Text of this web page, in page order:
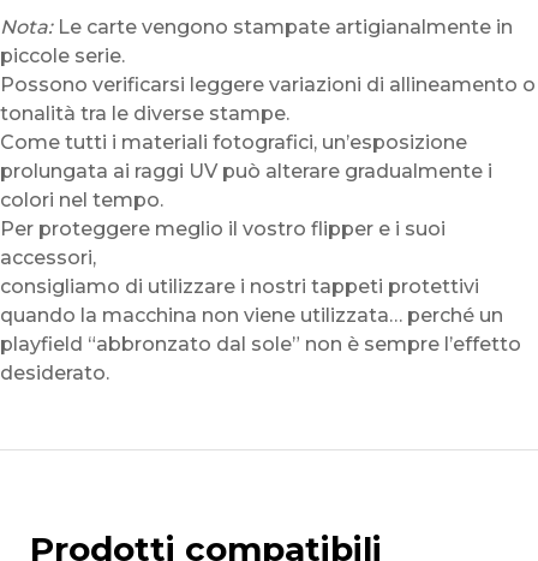
Nota:Le carte vengono stampate artigianalmente in
piccole serie.
Possono verificarsi leggere variazioni di allineamento o
tonalità tra le diverse stampe.
Come tutti i materiali fotografici, un’esposizione
prolungata ai raggi UV può alterare gradualmente i
colori nel tempo.
Per proteggere meglio il vostro flipper e i suoi
accessori,
consigliamo di utilizzare i nostri tappeti protettivi
quando la macchina non viene utilizzata… perché un
playfield “abbronzato dal sole” non è sempre l’effetto
desiderato.
Prodotti compatibili